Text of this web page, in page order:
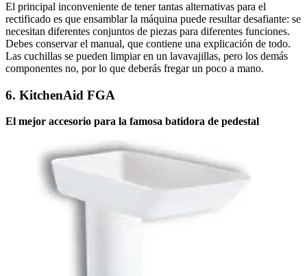
El principal inconveniente de tener tantas alternativas para el
rectificado es que ensamblar la máquina puede resultar desafiante: se
necesitan diferentes conjuntos de piezas para diferentes funciones.
Debes conservar el manual, que contiene una explicación de todo.
Las cuchillas se pueden limpiar en un lavavajillas, pero los demás
componentes no, por lo que deberás fregar un poco a mano.
6. KitchenAid FGA
El mejor accesorio para la famosa batidora de pedestal